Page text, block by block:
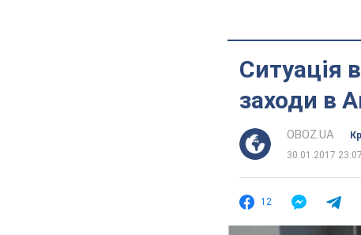
Ситуація
заходи в
OBOZ.UA
30.01.2017 23:07
12